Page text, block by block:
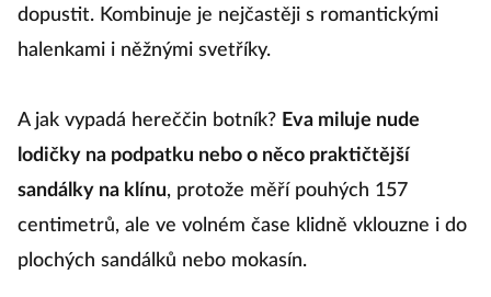
dopustit. Kombinuje je nejčastěji s romantickými
halenkami i něžnými svetříky.
A jak vypadá hereččin botník? Eva miluje nude
lodičky na podpatku nebo o něco praktičtější
sandálky na klínu, protože měří pouhých 157
centimetrů, ale ve volném čase klidně vklouzne i do
plochých sandálků nebo mokasín.